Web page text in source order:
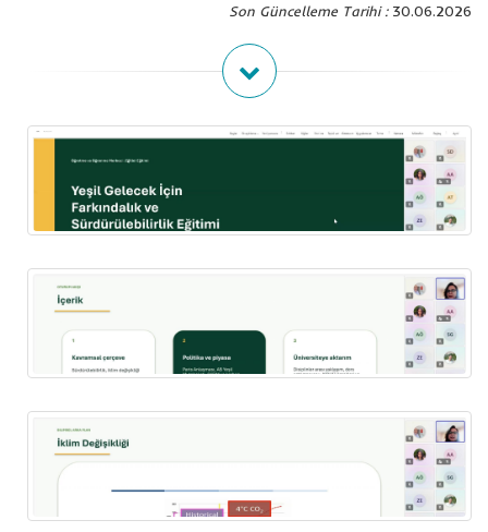
Son Güncelleme Tarihi :30.06.2026